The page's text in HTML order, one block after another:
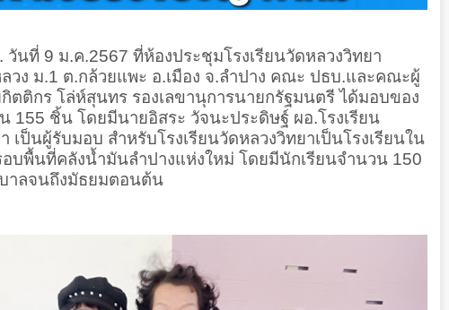
วันที่ 9 ม.ค.2567 ที่ห้องประชุมโรงเรียนวัดหลวงวิทยา
ง ม.1 ต.กล้วยแพะ อ.เมือง จ.ลําปาง คณะ ปธบ.และคณะผู้
ตติกร โล่ห์สุนทร รองเลขานุการนายกรัฐมนตรี ได้มอบของ
155 ชิ้น โดยมีนายอิสระ วัจนะประดิษฐ์ ผอ.โรงเรียน
เป็นผู้รับมอบ สำหรับโรงเรียนวัดหลวงวิทยาเป็นโรงเรียนใน
อบพื้นที่คลังน้ำมันลําปางแห่งใหม่ โดยมีนักเรียนจำนวน 150
าลจนถึงมัธยมตอนต้น